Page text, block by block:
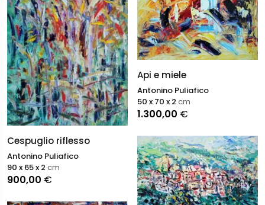
Cespuglio riflesso
Antonino Puliafico
900,00 €
90 x 65 x 2 cm
Api e miele
Antonino Puliafico
1.300,00 €
50 x 70 x 2 cm